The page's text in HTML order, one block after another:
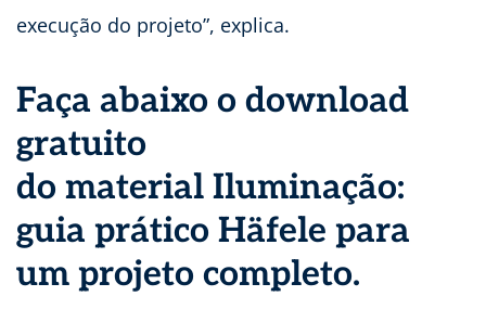
execução do projeto”, explica.
Faça abaixo o download
gratuito
do material Iluminação:
guia prático Häfele para
um projeto completo.